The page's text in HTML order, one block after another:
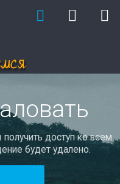
получить доступ ко всем
будет удалено.